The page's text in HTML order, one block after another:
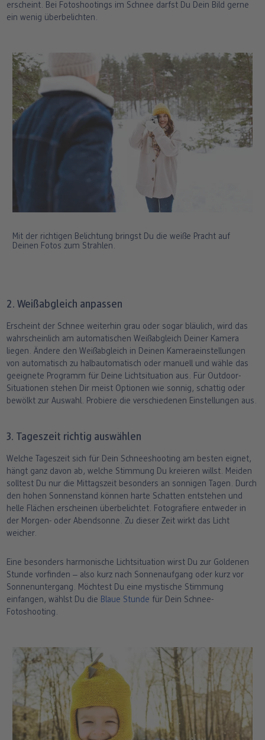
erscheint. Bei Fotoshootings im Schnee darfst Du Dein Bild gerne
ein wenig überbelichten.
Mit der richtigen Belichtung bringst Du die weiße Pracht auf
Deinen Fotos zum Strahlen.
2. Weißabgleich anpassen
Erscheint der Schnee weiterhin grau oder sogar bläulich, wird das
wahrscheinlich am automatischen Weißabgleich Deiner Kamera
liegen. Ändere den Weißabgleich in Deinen Kameraeinstellungen
von automatisch zu halbautomatisch oder manuell und wähle das
geeignete Programm für Deine Lichtsituation aus. Für Outdoor-
Situationen stehen Dir meist Optionen wie sonnig, schattig oder
bewölkt zur Auswahl. Probiere die verschiedenen Einstellungen aus.
3. Tageszeit richtig auswählen
Welche Tageszeit sich für Dein Schneeshooting am besten eignet,
hängt ganz davon ab, welche Stimmung Du kreieren willst. Meiden
solltest Du nur die Mittagszeit besonders an sonnigen Tagen. Durch
den hohen Sonnenstand können harte Schatten entstehen und
helle Flächen erscheinen überbelichtet. Fotografiere entweder in
der Morgen- oder Abendsonne. Zu dieser Zeit wirkt das Licht
weicher.
Eine besonders harmonische Lichtsituation wirst Du zur Goldenen
Stunde vorfinden ‒ also kurz nach Sonnenaufgang oder kurz vor
Sonnenuntergang. Möchtest Du eine mystische Stimmung
einfangen, wählst Du die Blaue Stunde für Dein Schnee-
Fotoshooting.